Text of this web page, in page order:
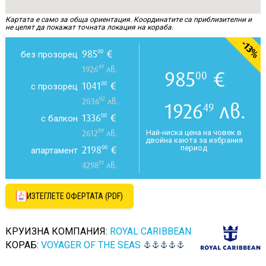
Картата е само за обща ориентация. Координатите са приблизителни и
не целят да покажат точната локация на кораба.
без прозорец 98500€
192649лв.
с прозорец 104100€
203602лв.
с балкон 133600€
261299лв.
апартамент 219800€
429891 лв.
98500 €
192649 лв.
Най-ниска цена на човек в
двойна каюта за избрания
период
-13%
ИЗТЕГЛЕТЕ ОФЕРТАТА (PDF)
КРУИЗНА КОМПАНИЯ: ROYAL CARIBBEAN
КОРАБ: VOYAGER OF THE SEAS